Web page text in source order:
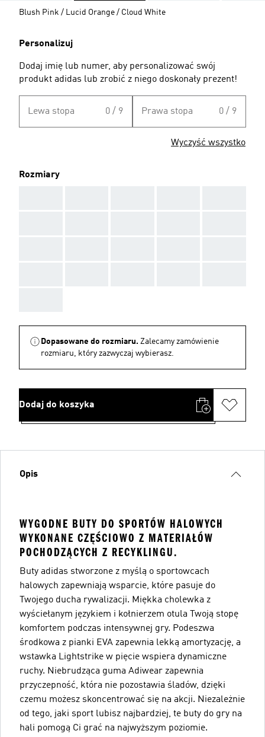
Blush Pink / Lucid Orange / Cloud White
Personalizuj
Dodaj imię lub numer, aby personalizować swój
produkt adidas lub zrobić z niego doskonały prezent!
Lewa stopa 0 / 9 Prawa stopa 0 / 9
Wyczyść wszystko
Rozmiary
Dopasowane do rozmiaru. Zalecamy zamówienie
rozmiaru, który zazwyczaj wybierasz.
Dodaj do koszyka
Opis
WYGODNE BUTY DO SPORTÓW HALOWYCH
WYKONANE CZĘŚCIOWO Z MATERIAŁÓW
POCHODZĄCYCH Z RECYKLINGU.
Buty adidas stworzone z myślą o sportowcach
halowych zapewniają wsparcie, które pasuje do
Twojego ducha rywalizacji. Miękka cholewka z
wyściełanym językiem i kołnierzem otula Twoją stopę
komfortem podczas intensywnej gry. Podeszwa
środkowa z pianki EVA zapewnia lekką amortyzację, a
wstawka Lightstrike w pięcie wspiera dynamiczne
ruchy. Niebrudząca guma Adiwear zapewnia
przyczepność, która nie pozostawia śladów, dzięki
czemu możesz skoncentrować się na akcji. Niezależnie
od tego, jaki sport lubisz najbardziej, te buty do gry na
hali pomogą Ci grać na najwyższym poziomie.